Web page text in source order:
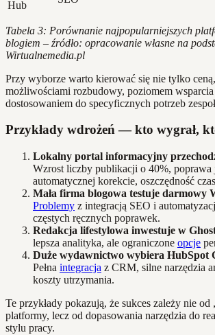
Hub
Tabela 3: Porównanie najpopularniejszych
blogiem – źródło: opracowanie własne na
Wirtualnemedia.pl
Przy wyborze warto kierować się nie tylko
możliwościami rozbudowy, poziomem
dostosowaniem do specyficznych potrzeb
Przykłady wdrożeń — kto wygrał,
Lokalny portal informacyjny
Wzrost liczby publikacji o 40%, poprawa
automatycznej korekcie, oszczędność
Mała firma blogowa testuje darmowy
Problemy z integracją SEO i
częstych ręcznych poprawek.
Redakcja lifestylowa inwestuje w
lepsza analityka, ale ograniczone opcje
Duże wydawnictwo wybiera HubSpot
Pełna integracja z CRM, silne narzędzia
koszty utrzymania.
Te przykłady pokazują, że sukces zależy nie od
platformy, lecz od dopasowania narzędzia do
stylu pracy.